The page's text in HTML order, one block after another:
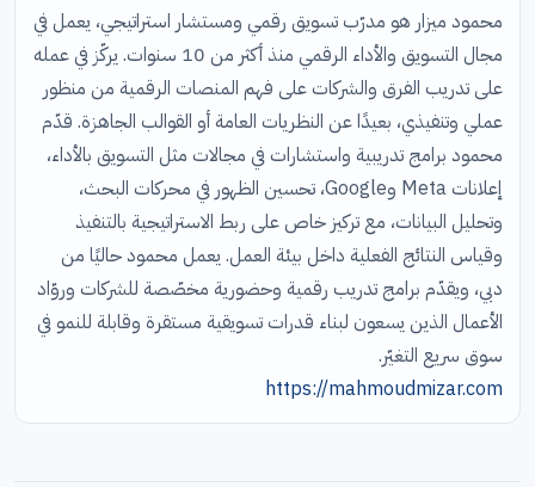
محمود ميزار هو مدرّب تسويق رقمي ومستشار استراتيجي، يعمل في
مجال التسويق والأداء الرقمي منذ أكثر من 10 سنوات. يركّز في عمله
على تدريب الفرق والشركات على فهم المنصات الرقمية من منظور
عملي وتنفيذي، بعيدًا عن النظريات العامة أو القوالب الجاهزة. قدّم
محمود برامج تدريبية واستشارات في مجالات مثل التسويق بالأداء،
إعلانات Meta وGoogle، تحسين الظهور في محركات البحث،
وتحليل البيانات، مع تركيز خاص على ربط الاستراتيجية بالتنفيذ
وقياس النتائج الفعلية داخل بيئة العمل. يعمل محمود حاليًا من
دبي، ويقدّم برامج تدريب رقمية وحضورية مخصّصة للشركات وروّاد
الأعمال الذين يسعون لبناء قدرات تسويقية مستقرة وقابلة للنمو في
سوق سريع التغيّر.
https://mahmoudmizar.com